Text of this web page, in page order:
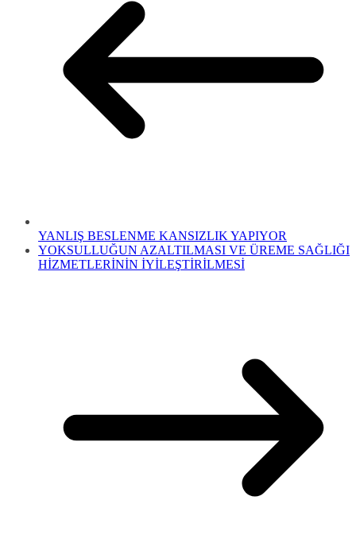
YANLIŞ BESLENME KANSIZLIK YAPIYOR
YOKSULLUĞUN AZALTILMASI VE ÜREME SAĞLIĞI
HİZMETLERİNİN İYİLEŞTİRİLMESİ